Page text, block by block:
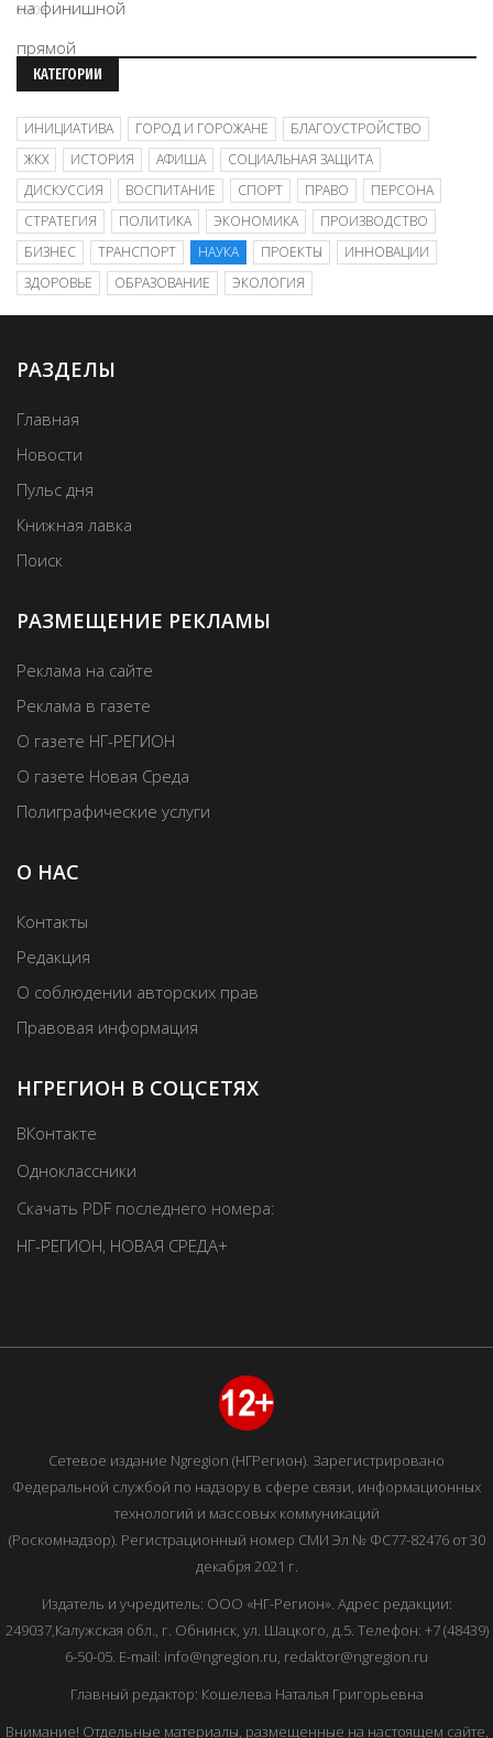
06/08
КАТЕГОРИИ
ИНИЦИАТИВА ГОРОД И ГОРОЖАНЕ
БЛАГОУСТРОЙСТВО
ЖКХ
ИСТОРИЯ АФИША
СОЦИАЛЬНАЯ ЗАЩИТА
ДИСКУССИЯ
ВОСПИТАНИЕ СПОРТ ПРАВО
ПЕРСОНА
СТРАТЕГИЯ
ПОЛИТИКА ЭКОНОМИКА
ПРОИЗВОДСТВО
БИЗНЕС
ТРАНСПОРТ НАУКА ПРОЕКТЫ
ИННОВАЦИИ
ЗДОРОВЬЕ
ОБРАЗОВАНИЕ ЭКОЛОГИЯ
РАЗДЕЛЫ
Главная
Новости
Пульс дня
Книжная лавка
Поиск
РАЗМЕЩЕНИЕ РЕКЛАМЫ
Реклама на сайте
Реклама в газете
О газете НГ-РЕГИОН
О газете Новая Среда
Полиграфические услуги
О НАС
Контакты
Редакция
О соблюдении авторских прав
Правовая информация
НГРЕГИОН В СОЦСЕТЯХ
ВКонтакте
Одноклассники
Скачать PDF последнего номера:
НГ-РЕГИОН, НОВАЯ СРЕДА+
Сетевое издание Ngregion (НГРегион). Зарегистрировано
Федеральной службой по надзору в сфере связи, информационных
технологий и массовых коммуникаций
(Роскомнадзор). Регистрационный номер СМИ Эл № ФС77-82476 от 30
декабря 2021 г.
Издатель и учредитель: ООО «НГ-Регион». Адрес редакции:
249037,Калужская обл., г. Обнинск, ул. Шацкого, д.5. Телефон: +7 (48439)
6-50-05. E-mail: info@ngregion.ru, redaktor@ngregion.ru
Главный редактор: Кошелева Наталья Григорьевна
Внимание! Отдельные материалы, размещенные на настоящем сайте,